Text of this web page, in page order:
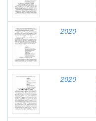
2020
2020